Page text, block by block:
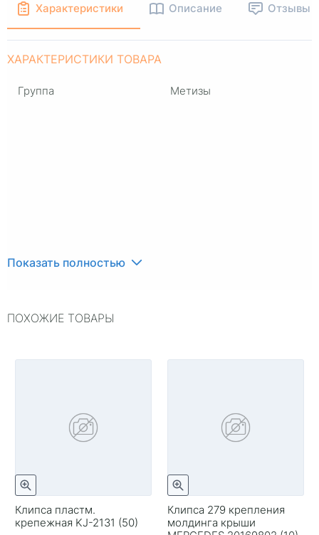
Характеристики Описание Отзывы
ХАРАКТЕРИСТИКИ ТОВАРА
Группа Метизы
Показать полностью
ПОХОЖИЕ ТОВАРЫ
Клипса пластм.
крепежная KJ-2131 (50)
Клипса 279 крепления
молдинга крыши